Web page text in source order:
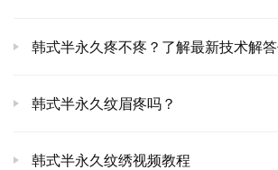
韩式半永久疼不疼？了解最新技术解
韩式半永久纹眉疼吗？
韩式半永久纹绣视频教程